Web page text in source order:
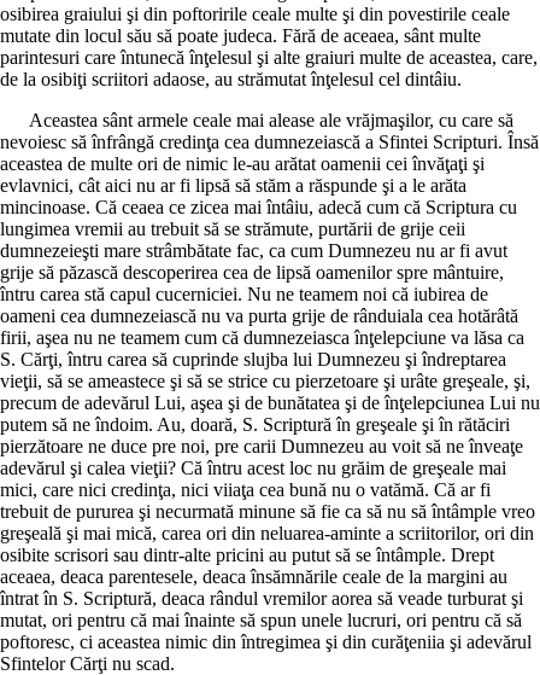
osibirea graiului şi din poftoririle ceale multe şi din povestirile ceale
mutate din locul său să poate judeca. Fără de aceaea, sânt multe
parintesuri care întunecă înţelesul şi alte graiuri multe de aceastea, care,
de la osibiţi scriitori adaose, au strămutat înţelesul cel dintâiu.
Aceastea sânt armele ceale mai alease ale vrăjmaşilor, cu care să
nevoiesc să înfrângă credinţa cea dumnezeiască a Sfintei Scripturi. Însă
aceastea de multe ori de nimic le-au arătat oamenii cei învăţaţi şi
evlavnici, cât aici nu ar fi lipsă să stăm a răspunde şi a le arăta
mincinoase. Că ceaea ce zicea mai întâiu, adecă cum că Scriptura cu
lungimea vremii au trebuit să se strămute, purtării de grije ceii
dumnezeieşti mare strâmbătate fac, ca cum Dumnezeu nu ar fi avut
grije să păzască descoperirea cea de lipsă oamenilor spre mântuire,
întru carea stă capul cucerniciei. Nu ne teamem noi că iubirea de
oameni cea dumnezeiască nu va purta grije de rânduiala cea hotărâtă
firii, aşea nu ne teamem cum că dumnezeiasca înţelepciune va lăsa ca
S. Cărţi, întru carea să cuprinde slujba lui Dumnezeu şi îndreptarea
vieţii, să se ameastece şi să se strice cu pierzetoare şi urâte greşeale, şi,
precum de adevărul Lui, aşea şi de bunătatea şi de înţelepciunea Lui nu
putem să ne îndoim. Au, doară, S. Scriptură în greşeale şi în rătăciri
pierzătoare ne duce pre noi, pre carii Dumnezeu au voit să ne înveaţe
adevărul şi calea vieţii? Că întru acest loc nu grăim de greşeale mai
mici, care nici credinţa, nici viiaţa cea bună nu o vatămă. Că ar fi
trebuit de pururea şi necurmată minune să fie ca să nu să întâmple vreo
greşeală şi mai mică, carea ori din neluarea-aminte a scriitorilor, ori din
osibite scrisori sau dintr-alte pricini au putut să se întâmple. Drept
aceaea, deaca parentesele, deaca însămnările ceale de la margini au
întrat în S. Scriptură, deaca rândul vremilor aorea să veade turburat şi
mutat, ori pentru că mai înainte să spun unele lucruri, ori pentru că să
poftoresc, ci aceastea nimic din întregimea şi din curăţeniia şi adevărul
Sfintelor Cărţi nu scad.